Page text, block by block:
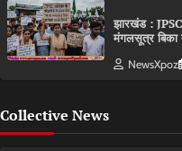
झारखंड : JPSC
मंगलसूत्र बिका
NewsXpoz
Collective News